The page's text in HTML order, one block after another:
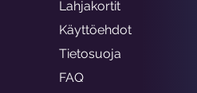
Lahjakortit
Käyttöehdot
Tietosuoja
FAQ